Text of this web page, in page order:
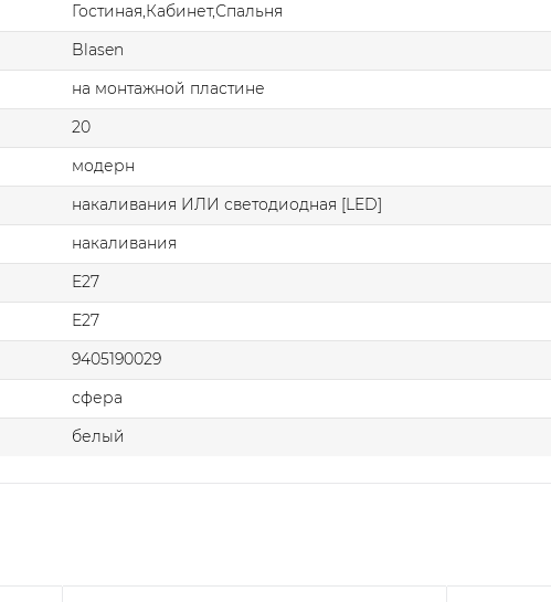
Гостиная,Кабинет,Спальня
Blasen
на монтажной пластине
20
модерн
накаливания ИЛИ светодиодная [LED]
накаливания
E27
E27
9405190029
сфера
белый